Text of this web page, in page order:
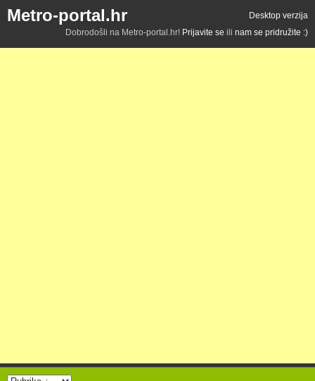
Metro-portal.hr
Desktop verzija
Dobrodošli na Metro-portal.hr! Prijavite se ili nam se pridružite :)